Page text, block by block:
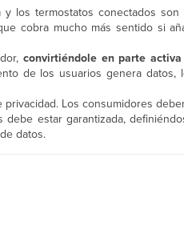
los termostatos conectados
cobra mucho más sentido si
convirtiéndole en parte
de los usuarios genera datos,
Los consumidores
debe estar garantizada,
datos.